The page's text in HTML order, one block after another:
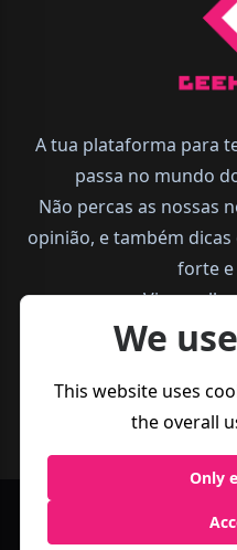
A tua plataforma para
passa no mundo
Não percas as nossas
opinião, e também
forte e
Vive
Business
We
This website uses
the overall
Only